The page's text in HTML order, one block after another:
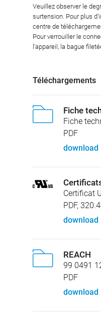
Veuillez observer le
surtension. Pour plus
centre de
Pour verrouiller le
l'appareil, la bague
Téléchargements
Fiche
Fiche
PDF
download
Certificat
PDF,
download
REACH
99 0491
PDF
download